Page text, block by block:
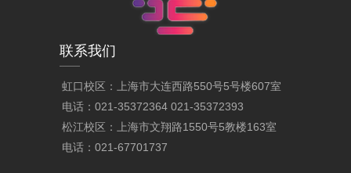
联系我们
虹口校区：上海市大连西路550号5号楼607室
电话：021-35372364 021-35372393
松江校区：上海市文翔路1550号5教楼163室
电话：021-67701737